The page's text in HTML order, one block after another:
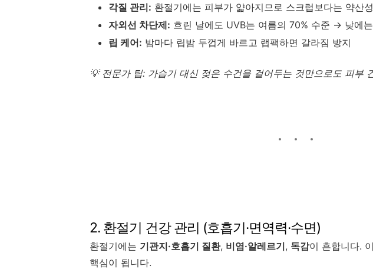
각질 관리: 환절기에는 피부가 얇아지므로 스크럽보다는 약산
자외선 차단제: 흐린 날에도 UVB는 여름의 70% 수준 → 낮에
립 케어: 밤마다 립밤 두껍게 바르고 랩팩하면 갈라짐 방지
💡 전문가 팁: 가습기 대신 젖은 수건을 걸어두는 것만으로도 피부
2. 환절기 건강 관리 (호흡기·면역력·수면)
환절기에는 기관지·호흡기 질환, 비염·알레르기, 독감이 흔합니다.
핵심이 됩니다.